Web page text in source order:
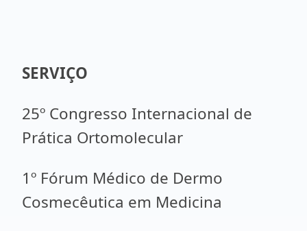
SERVIÇO
25º Congresso Internacional de
Prática Ortomolecular
1º Fórum Médico de Dermo
Cosmecêutica em Medicina